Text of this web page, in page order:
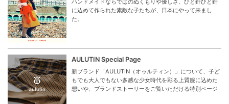
ハンドメイドならではのぬくもりや優しさ、ひと針ひと針
に込めて作られた素敵な子たちが、日本にやって来まし
た。
AULUTIN Special Page
新ブランド「AULUTIN（オゥルティン）」について、子ど
もでも大人でもない多感な少女時代を彩る上質服に込めた
想いや、ブランドストーリーをご覧いただける特別ページ